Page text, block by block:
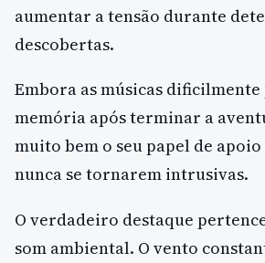
aumentar a tensão durante
descobertas.
Embora as músicas
memória após terminar a
muito bem o seu papel de
nunca se tornarem intrusivas.
O verdadeiro destaque
som ambiental. O vento